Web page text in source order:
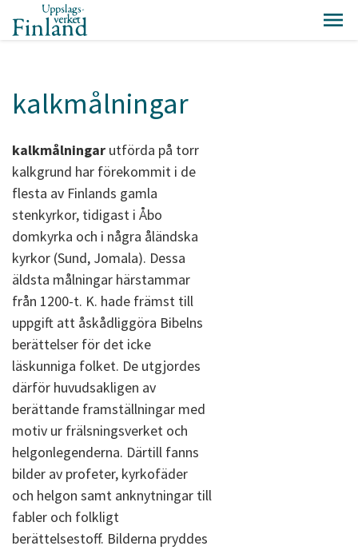
kalkmålningar
kalkmålningar utförda på torr
kalkgrund har förekommit i de
flesta av Finlands gamla
stenkyrkor, tidigast i Åbo
domkyrka och i några åländska
kyrkor (Sund, Jomala). Dessa
äldsta målningar härstammar
från 1200-t. K. hade främst till
uppgift att åskådliggöra Bibelns
berättelser för det icke
läskunniga folket. De utgjordes
därför huvudsakligen av
berättande framställningar med
motiv ur frälsningsverket och
helgonlegenderna. Därtill fanns
bilder av profeter, kyrkofäder
och helgon samt anknytningar till
fabler och folkligt
berättelsestoff. Bilderna pryddes